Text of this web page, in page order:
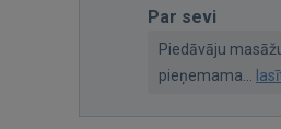
Par sevi
Piedāvāju
pieņemama...